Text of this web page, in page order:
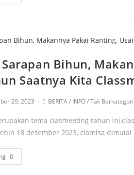
Bihun,
Saatnya Kita
29, 2023 BERITA/ INFO/Tak Berkategori
tema clasmeeting tahun
18 desember 2023, clamisa